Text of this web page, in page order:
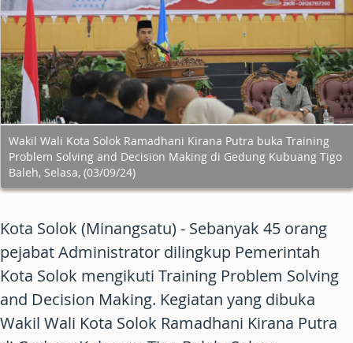
Wakil Wali Kota Solok Ramadhani Kirana Putra buka Training
Problem Solving and Decision Making di Gedung Kubuang Tigo
Baleh, Selasa, (03/09/24)
Kota Solok (Minangsatu) - Sebanyak 45 orang
pejabat Administrator dilingkup Pemerintah
Kota Solok mengikuti Training Problem Solving
and Decision Making. Kegiatan yang dibuka
Wakil Wali Kota Solok Ramadhani Kirana Putra